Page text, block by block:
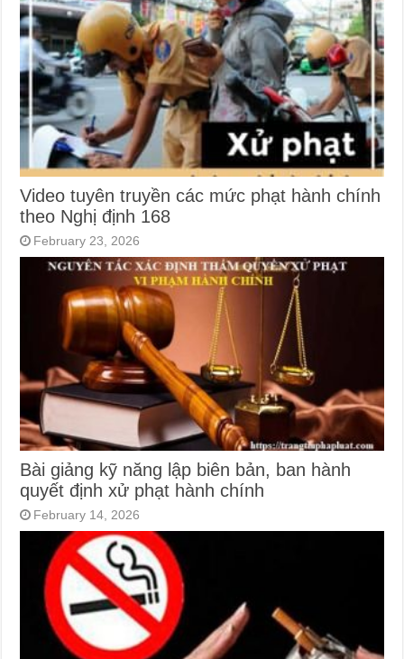
Video tuyên truyền các mức phạt hành chính
theo Nghị định 168
February 23, 2026
Bài giảng kỹ năng lập biên bản, ban hành
quyết định xử phạt hành chính
February 14, 2026